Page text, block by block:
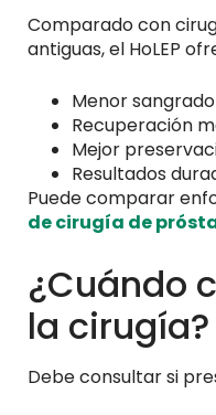
Comparado con
antiguas, el HoLEP
Menor sangrado
Recuperación
Mejor
Resultados
Puede comparar
de cirugía de
¿Cuándo
la cirugía?
Debe consultar si